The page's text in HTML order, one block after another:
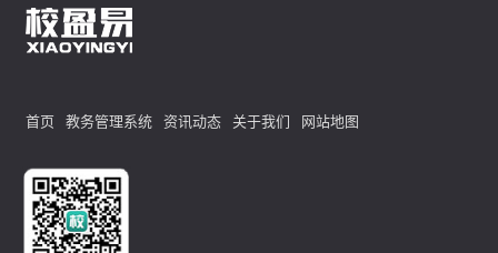
首页 教务管理系统 资讯动态 关于我们 网站地图